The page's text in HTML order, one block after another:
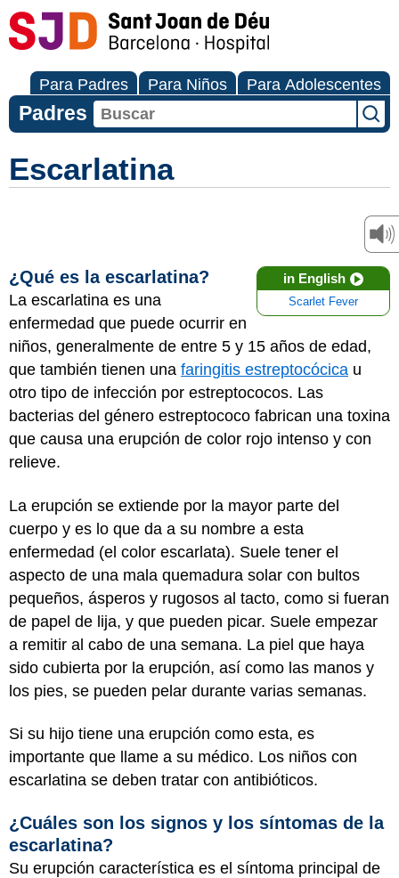
Para Padres Para Niños Para Adolescentes
Padres
Escarlatina
in English
Scarlet Fever
¿Qué es la escarlatina?
La escarlatina es una
enfermedad que puede ocurrir en
niños, generalmente de entre 5 y 15 años de edad,
que también tienen una faringitis estreptocócica u
otro tipo de infección por estreptococos. Las
bacterias del género estreptococo fabrican una toxina
que causa una erupción de color rojo intenso y con
relieve.
La erupción se extiende por la mayor parte del
cuerpo y es lo que da a su nombre a esta
enfermedad (el color escarlata). Suele tener el
aspecto de una mala quemadura solar con bultos
pequeños, ásperos y rugosos al tacto, como si fueran
de papel de lija, y que pueden picar. Suele empezar
a remitir al cabo de una semana. La piel que haya
sido cubierta por la erupción, así como las manos y
los pies, se pueden pelar durante varias semanas.
Si su hijo tiene una erupción como esta, es
importante que llame a su médico. Los niños con
escarlatina se deben tratar con antibióticos.
¿Cuáles son los signos y los síntomas de la
escarlatina?
Su erupción característica es el síntoma principal de